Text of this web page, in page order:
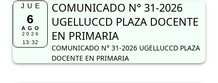
JUE
6
AGO
2026
13:32
COMUNICADO N° 31-2026
UGELLUCCD PLAZA DOCENTE
EN PRIMARIA
COMUNICADO N° 31-2026 UGELLUCCD PLAZA
DOCENTE EN PRIMARIA